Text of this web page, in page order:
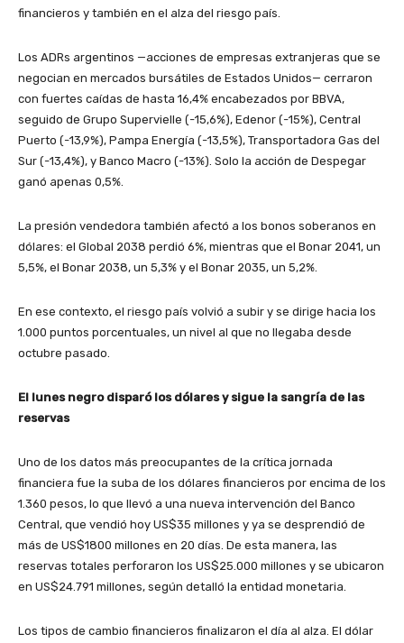
financieros y también en el alza del riesgo país.
Los ADRs argentinos —acciones de empresas extranjeras que se
negocian en mercados bursátiles de Estados Unidos— cerraron
con fuertes caídas de hasta 16,4% encabezados por BBVA,
seguido de Grupo Supervielle (-15,6%), Edenor (-15%), Central
Puerto (-13,9%), Pampa Energía (-13,5%), Transportadora Gas del
Sur (-13,4%), y Banco Macro (-13%). Solo la acción de Despegar
ganó apenas 0,5%.
La presión vendedora también afectó a los bonos soberanos en
dólares: el Global 2038 perdió 6%, mientras que el Bonar 2041, un
5,5%, el Bonar 2038, un 5,3% y el Bonar 2035, un 5,2%.
En ese contexto, el riesgo país volvió a subir y se dirige hacia los
1.000 puntos porcentuales, un nivel al que no llegaba desde
octubre pasado.
El lunes negro disparó los dólares y sigue la sangría de las
reservas
Uno de los datos más preocupantes de la crítica jornada
financiera fue la suba de los dólares financieros por encima de los
1.360 pesos, lo que llevó a una nueva intervención del Banco
Central, que vendió hoy US$35 millones y ya se desprendió de
más de US$1800 millones en 20 días. De esta manera, las
reservas totales perforaron los US$25.000 millones y se ubicaron
en US$24.791 millones, según detalló la entidad monetaria.
Los tipos de cambio financieros finalizaron el día al alza. El dólar